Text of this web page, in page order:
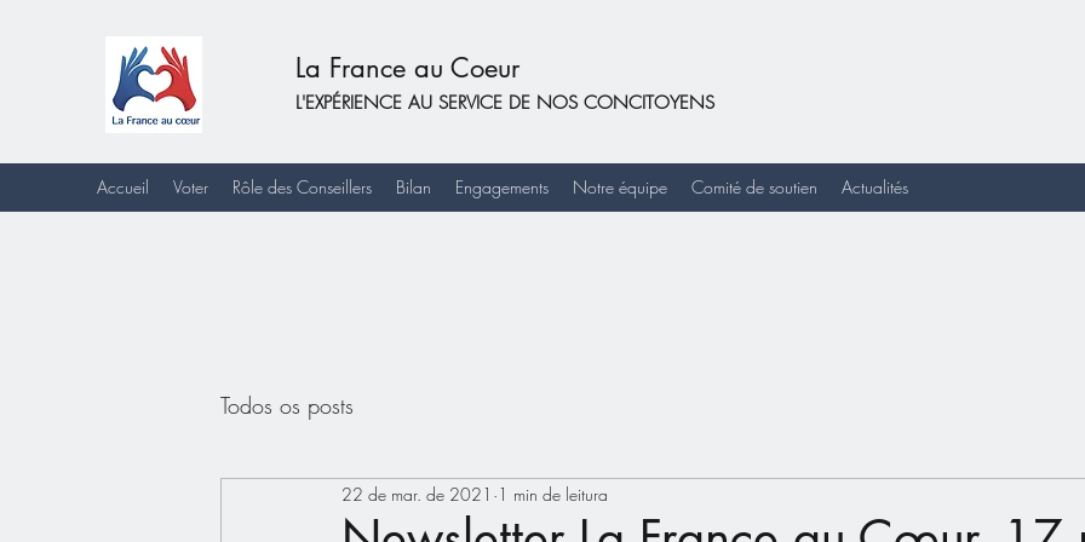
La France au Coeur
L'EXPÉRIENCE AU SERVICE DE NOS CONCITOYENS
Accueil Voter Rôle des Conseillers Bilan Engagements Notre équipe Comité de soutien Actualités
Todos os posts
22 de mar. de 2021 1 min de leitura